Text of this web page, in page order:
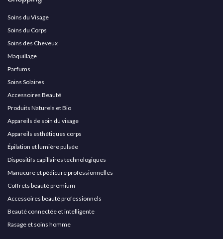
Soins du Visage
Soins du Corps
Soins des Cheveux
Maquillage
Parfums
Soins Solaires
Accessoires Beauté
Produits Naturels et Bio
Appareils de soin du visage
Appareils esthétiques corps
Épilation et lumière pulsée
Dispositifs capillaires technologiques
Manucure et pédicure professionnelles
Coffrets beauté premium
Accessoires beauté professionnels
Beauté connectée et intelligente
Rasage et soins homme